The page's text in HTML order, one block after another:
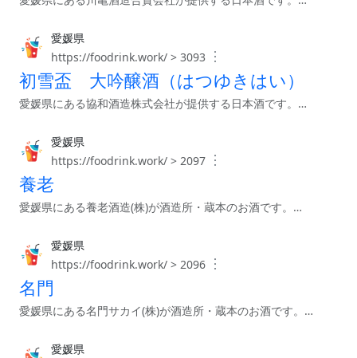
愛媛県
https://foodrink.work/ > 3093
︙
初雪盃 大吟醸酒（はつゆきはい）
愛媛県にある協和酒造株式会社が提供する日本酒です。…
愛媛県
https://foodrink.work/ > 2097 ︙
養老
愛媛県にある養老酒造(株)が酒造所・蔵本のお酒です。…
愛媛県
https://foodrink.work/ > 2096 ︙
名門
愛媛県にある名門サカイ(株)が酒造所・蔵本のお酒です。…
愛媛県